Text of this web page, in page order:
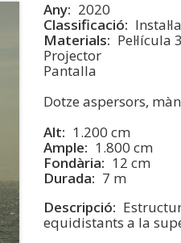
Any
2020
Classificació
Materials
Pel·lícula
Projector
Pantalla
Dotze aspersors,
Alt
1.200 cm
Ample
1.800 cm
Fondària
12 cm
Durada
7 m
Descripció
equidistants a la